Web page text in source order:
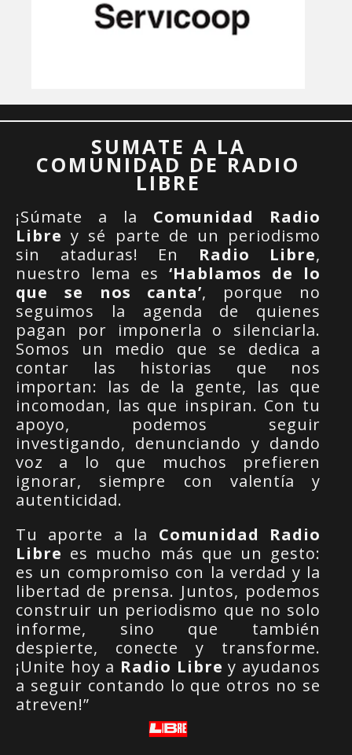
SUMATE A LA
COMUNIDAD DE RADIO
LIBRE
¡Súmate a la Comunidad Radio
Libre y sé parte de un periodismo
sin ataduras! En Radio Libre,
nuestro lema es ‘Hablamos de lo
que se nos canta’, porque no
seguimos la agenda de quienes
pagan por imponerla o silenciarla.
Somos un medio que se dedica a
contar las historias que nos
importan: las de la gente, las que
incomodan, las que inspiran. Con tu
apoyo, podemos seguir
investigando, denunciando y dando
voz a lo que muchos prefieren
ignorar, siempre con valentía y
autenticidad.
Tu aporte a la Comunidad Radio
Libre es mucho más que un gesto:
es un compromiso con la verdad y la
libertad de prensa. Juntos, podemos
construir un periodismo que no solo
informe, sino que también
despierte, conecte y transforme.
¡Unite hoy a Radio Libre y ayudanos
a seguir contando lo que otros no se
atreven!”